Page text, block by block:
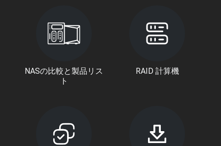
NASの比較と製品リス
ト
RAID 計算機